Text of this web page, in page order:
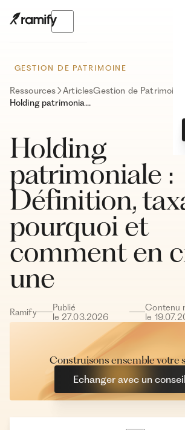
GESTION DE PATRIMOINE
Ressources ArticlesGestion de Patrimoine
Holding patrimoniale : Définition, taxation, pourquoi et comment en créer une
Holding
patrimoniale :
Définition,
pourquoi et
comment en
une
Ramify
Publié
le27.03.2026
Contenu
le 19.07.
Construisons ensemble votre
Echanger avec un